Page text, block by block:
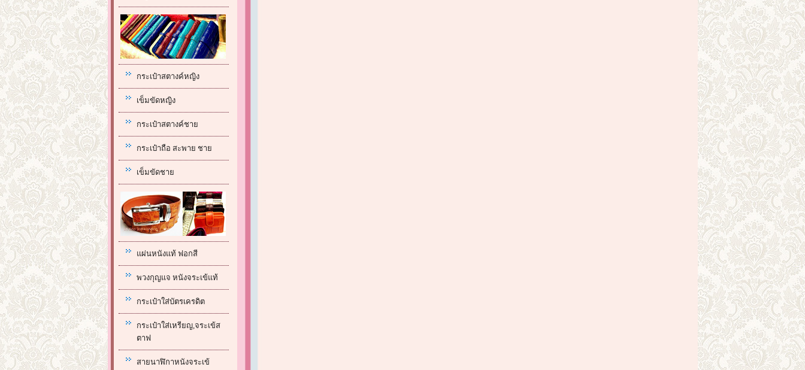
กระเป๋าสตางค์หญิง
เข็มขัดหญิง
กระเป๋าสตางค์ชาย
กระเป๋าถือ สะพาย ชาย
เข็มขัดชาย
แผ่นหนังแท้ ฟอกสี
พวงกุญแจ หนังจระเข้แท้
กระเป๋าใส่บัตรเครดิต
กระเป๋าใส่เหรียญ,จระเข้ส
ตาฟ
สายนาฬิกาหนังจระเข้